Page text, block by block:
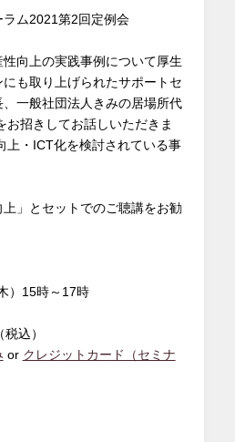
ラム2021第2回定例会
向上の実践事例について厚生
も取り上げられたサポートセ
一般社団法人きみの居場所代
お招きしてお話しいただきま
上・ICT化を検討されている事
上」とセットでのご聴講をお勧
）15時～17時
込）
or クレジットカード（セミナ